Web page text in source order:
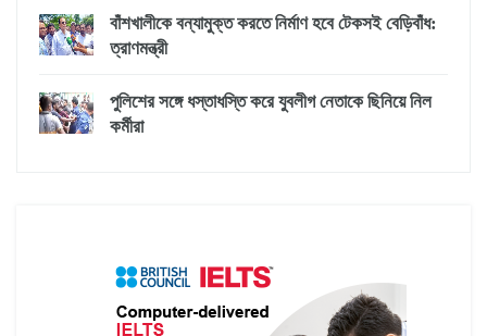
বাঁশখালীকে বন্যামুক্ত করতে নির্মাণ হবে টেকসই বেড়িবাঁধ:
ত্রাণমন্ত্রী
পুলিশের সঙ্গে ধস্তাধস্তি করে যুবলীগ নেতাকে ছিনিয়ে নিল
কর্মীরা